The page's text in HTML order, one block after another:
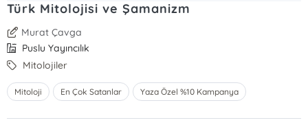
Türk Mitolojisi ve Şamanizm
Murat Çavga
Puslu Yayıncılık
Mitolojiler
Mitoloji En Çok Satanlar Yaza Özel %10 Kampanya